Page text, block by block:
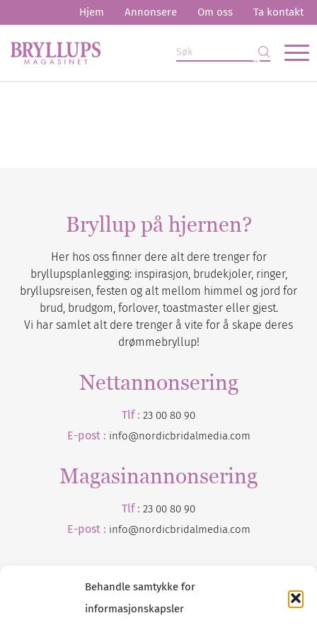
Behandle samtykke for
informasjonskapsler
Hjem Annonsere Om oss Ta kontakt
Bryllup på hjernen?
Her hos oss finner dere alt dere trenger for
bryllupsplanlegging: inspirasjon, brudekjoler, ringer,
bryllupsreisen, festen og alt mellom himmel og jord for
brud, brudgom, forlover, toastmaster eller gjest.
Vi har samlet alt dere trenger å vite for å skape deres
drømmebryllup!
Nettannonsering
Tlf : 23 00 80 90
E-post : info@nordicbridalmedia.com
Magasinannonsering
Tlf : 23 00 80 90
E-post : info@nordicbridalmedia.com